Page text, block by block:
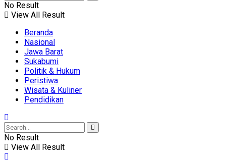
No Result
View All Result
Beranda
Nasional
Jawa Barat
Sukabumi
Politik & Hukum
Peristiwa
Wisata & Kuliner
Pendidikan
No Result
View All Result